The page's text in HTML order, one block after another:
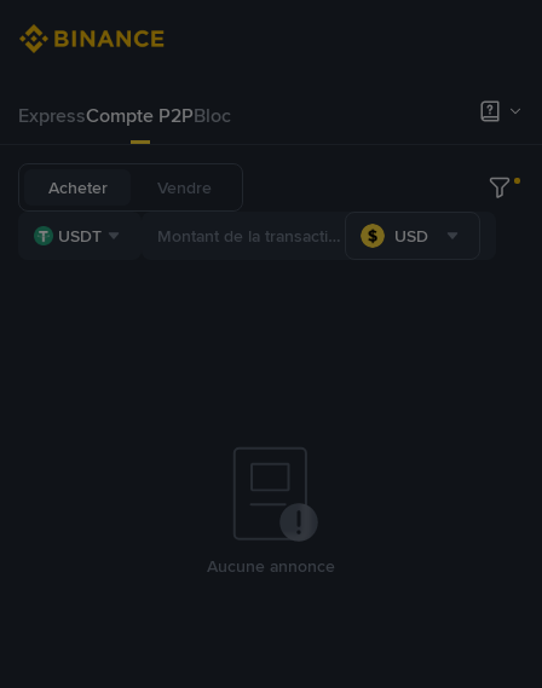
ExpressCompte P2PBloc
Acheter Vendre
USDT USD
Aucune annonce